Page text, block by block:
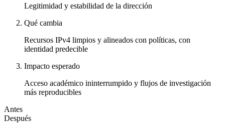
Legitimidad y estabilidad de la dirección
Qué cambia
Recursos IPv4 limpios y alineados con políticas, con
identidad predecible
Impacto esperado
Acceso académico ininterrumpido y flujos de investigación
más reproducibles
Antes
Después